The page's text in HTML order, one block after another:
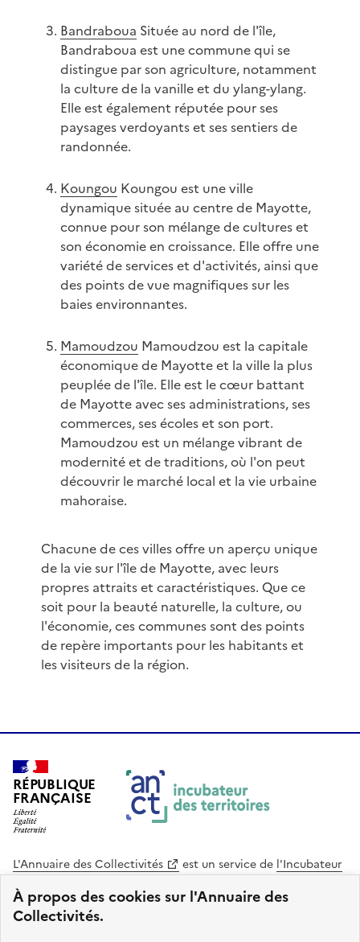
À propos des cookies sur l'Annuaire des
Collectivités.
Bandraboua Située au nord de l'île,
Bandraboua est une commune qui se
distingue par son agriculture, notamment
la culture de la vanille et du ylang-ylang.
Elle est également réputée pour ses
paysages verdoyants et ses sentiers de
randonnée.
Koungou Koungou est une ville
dynamique située au centre de Mayotte,
connue pour son mélange de cultures et
son économie en croissance. Elle offre une
variété de services et d'activités, ainsi que
des points de vue magnifiques sur les
baies environnantes.
Mamoudzou Mamoudzou est la capitale
économique de Mayotte et la ville la plus
peuplée de l'île. Elle est le cœur battant
de Mayotte avec ses administrations, ses
commerces, ses écoles et son port.
Mamoudzou est un mélange vibrant de
modernité et de traditions, où l'on peut
découvrir le marché local et la vie urbaine
mahoraise.
Chacune de ces villes offre un aperçu unique
de la vie sur l'île de Mayotte, avec leurs
propres attraits et caractéristiques. Que ce
soit pour la beauté naturelle, la culture, ou
l'économie, ces communes sont des points
de repère importants pour les habitants et
les visiteurs de la région.
RÉPUBLIQUE
FRANÇAISE
L'Annuaire des Collectivités est un service de l'Incubateur
des Territoires
Cohésion des Territoires
. Le code source de ce site web
est disponible en licence libre. Le design de ce site est conçu